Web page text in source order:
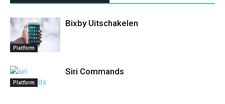
Platform
Bixby Uitschakelen
Platform
Siri Commands